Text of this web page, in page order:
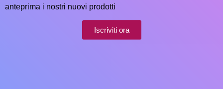
anteprima i nostri nuovi prodotti
Iscriviti ora